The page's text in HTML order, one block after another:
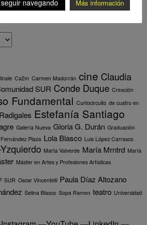
Ca2m Carmen Madorrán cine Claudia
SUR Conde Duque Creación
Fundamental Curtocircuito de cuatro en
Estefanía Santiago
Galería Nueva Gloria G. Durán Graduación
Plaza Lola Blasco Luis López Carrasco
Marta Valverde María Mrntrd María
Máster en Artes y Profesiones Artísticas
SUR Oscar Vincentelli Paula Díaz Altozano
Selina Blasco Sopa Ramen teatro Universidad
navegando Más información